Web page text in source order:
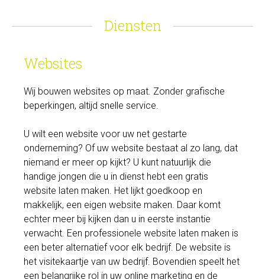
Diensten
Websites
Wij bouwen websites op maat. Zonder grafische
beperkingen, altijd snelle service.
U wilt een website voor uw net gestarte
onderneming? Of uw website bestaat al zo lang, dat
niemand er meer op kijkt? U kunt natuurlijk die
handige jongen die u in dienst hebt een gratis
website laten maken. Het lijkt goedkoop en
makkelijk, een eigen website maken. Daar komt
echter meer bij kijken dan u in eerste instantie
verwacht. Een professionele website laten maken is
een beter alternatief voor elk bedrijf. De website is
het visitekaartje van uw bedrijf. Bovendien speelt het
een belangrijke rol in uw online marketing en de